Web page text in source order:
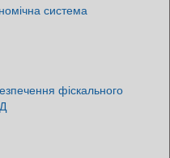
система
фіскального